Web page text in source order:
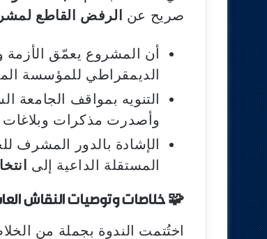
صريح عن
الرفض القاطع
أن المشروع يعمّق الأزمة
الديمقراطي للمؤسسة
التنويه بمواقف الجامعة
وأصدرت مذكرات وبلاغات
الإشادة بالدور المشرف
المستقلة الداعية إلى
🧩 خلاصات وتوصيات النقاش
اختُتمت الندوة بجملة من